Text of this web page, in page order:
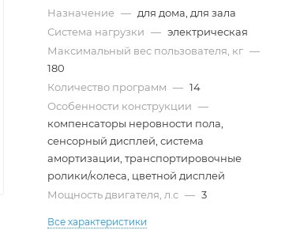
Назначение — для дома, для зала
Система нагрузки — электрическая
Максимальный вес пользователя, кг —
180
Количество программ — 14
Особенности конструкции —
компенсаторы неровности пола,
сенсорный дисплей, система
амортизации, транспортировочные
ролики/колеса, цветной дисплей
Мощность двигателя, л.с — 3
Все характеристики